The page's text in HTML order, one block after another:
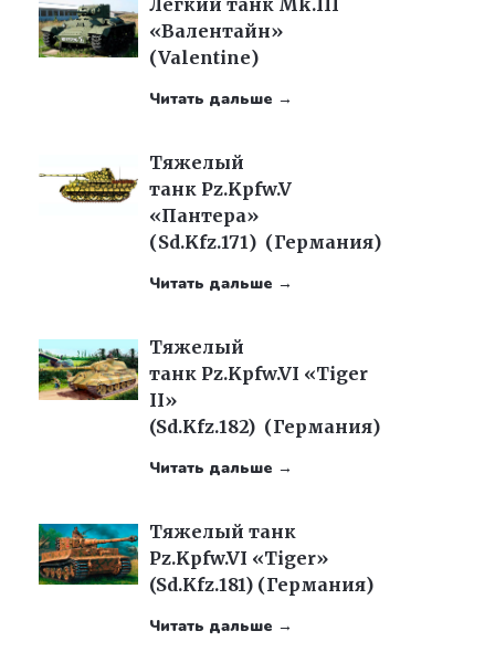
Легкий танк Mk.III
«Валентайн»
(Valentine)
Читать дальше →
Тяжелый
танк Pz.Kpfw.V
«Пантера»
(Sd.Kfz.171) (Германия)
Читать дальше →
Тяжелый
танк Pz.Kpfw.VI «Tiger
II»
(Sd.Kfz.182) (Германия)
Читать дальше →
Тяжелый танк
Pz.Kpfw.VI «Tiger»
(Sd.Kfz.181) (Германия)
Читать дальше →